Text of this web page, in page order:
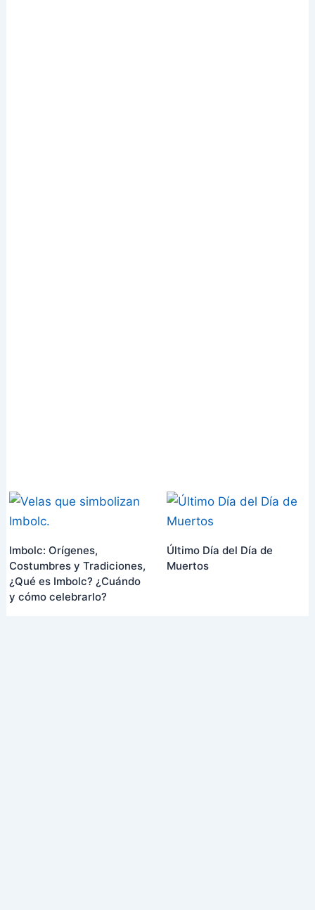
Imbolc: Orígenes,
Costumbres y Tradiciones,
¿Qué es Imbolc? ¿Cuándo
y cómo celebrarlo?
Último Día del Día de
Muertos